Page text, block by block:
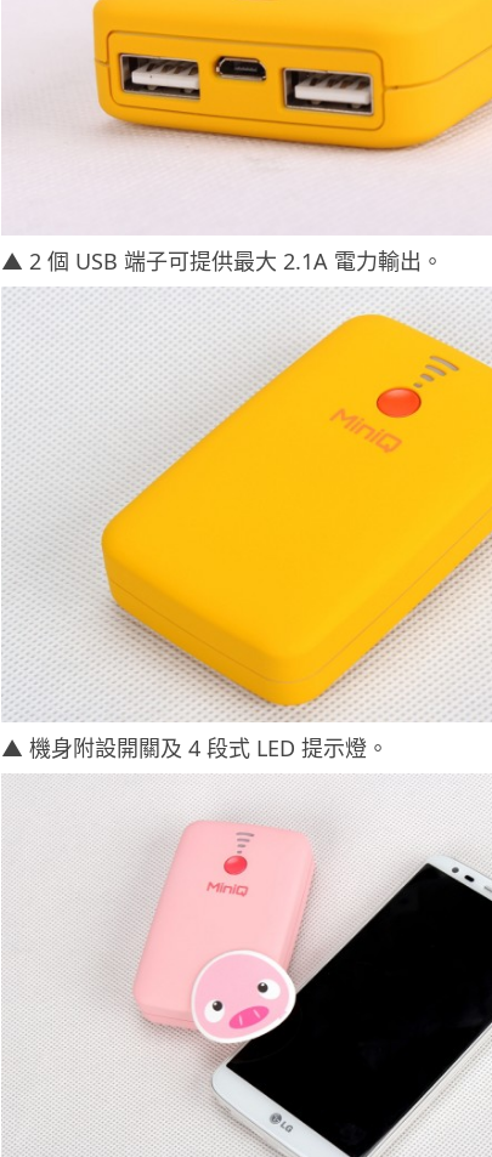
▲ 2 個 USB 端子可提供最大 2.1A 電力輸出。
▲ 機身附設開關及 4 段式 LED 提示燈。